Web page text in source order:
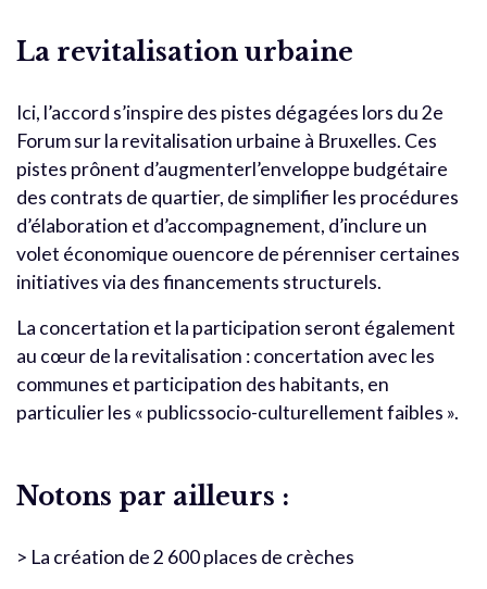
La revitalisation urbaine
Ici, l’accord s’inspire des pistes dégagées lors du 2e
Forum sur la revitalisation urbaine à Bruxelles. Ces
pistes prônent d’augmenterl’enveloppe budgétaire
des contrats de quartier, de simplifier les procédures
d’élaboration et d’accompagnement, d’inclure un
volet économique ouencore de pérenniser certaines
initiatives via des financements structurels.
La concertation et la participation seront également
au cœur de la revitalisation : concertation avec les
communes et participation des habitants, en
particulier les « publicssocio-culturellement faibles ».
Notons par ailleurs :
> La création de 2 600 places de crèches